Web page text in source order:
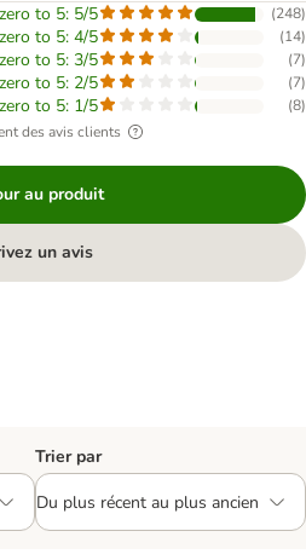
to 5: 5/5 (248)
to 5: 4/5 (14)
to 5: 3/5 (7)
to 5: 2/5 (7)
to 5: 1/5 (8)
des avis clients
au produit
un avis
Trier par